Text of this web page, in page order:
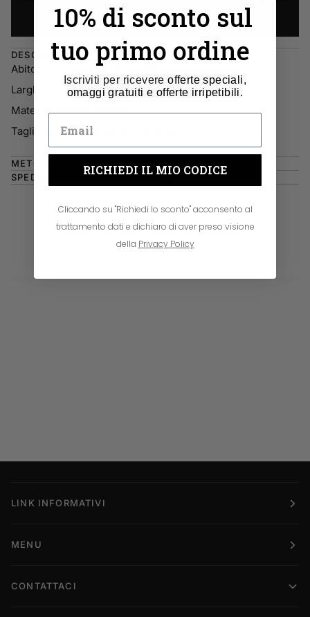
ACQUISTA ORA
DESCRIZIONE
Abito con ricami e cintura. Maniche regolabili.
Larghezza: 50 cm. Lunghezza: 120 cm.
Materiale: 100% cotone.
Taglia unica veste bene fino la 48.
METODI DI PAGAMENTO
SPEDIZIONE E RESO GRATUITO
TI POTREBBE PIACERE ANCHE
LINK INFORMATIVI
MENU
CONTATTACI
10% di sconto sul
tuo primo ordine
Iscriviti per ricevereofferte speciali,
omaggi gratuiti e offerte irripetibili.
RICHIEDI IL MIO CODICE
Cliccando su "Richiedi lo sconto" acconsento al
trattamento dati e dichiaro di aver preso visione
della Privacy Policy